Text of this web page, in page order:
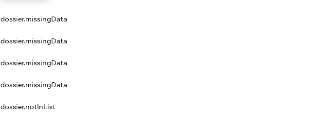
dossier.missingData
dossier.missingData
dossier.missingData
dossier.missingData
dossier.notInList